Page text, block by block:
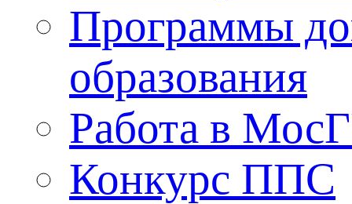
Программы
образования
Работа в
Конкурс ППС